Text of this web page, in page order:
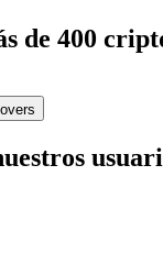
de 400